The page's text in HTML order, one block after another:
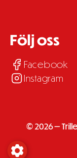
Följ oss
Facebook
Instagram
© 2026 —